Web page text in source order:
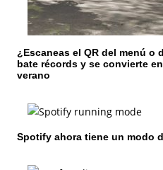
a
d
a
s
¿Escaneas el QR del menú o
bate récords y se convierte
verano
Spotify ahora tiene un modo